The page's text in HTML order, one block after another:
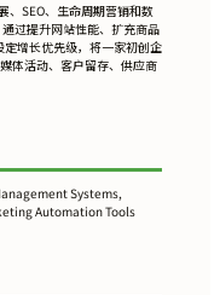
、SEO、生命周期营销和数
过提升网站性能、扩充商品
增长优先级，将一家初创企
体活动、客户留存、供应商
Systems,
Automation Tools